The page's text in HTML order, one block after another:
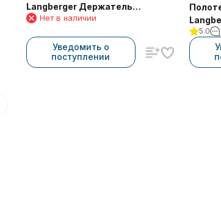
Langberger Держатель
аксессуаров и полотенца 45 см
Нет в наличии
Уведомить о
поступлении
5.0